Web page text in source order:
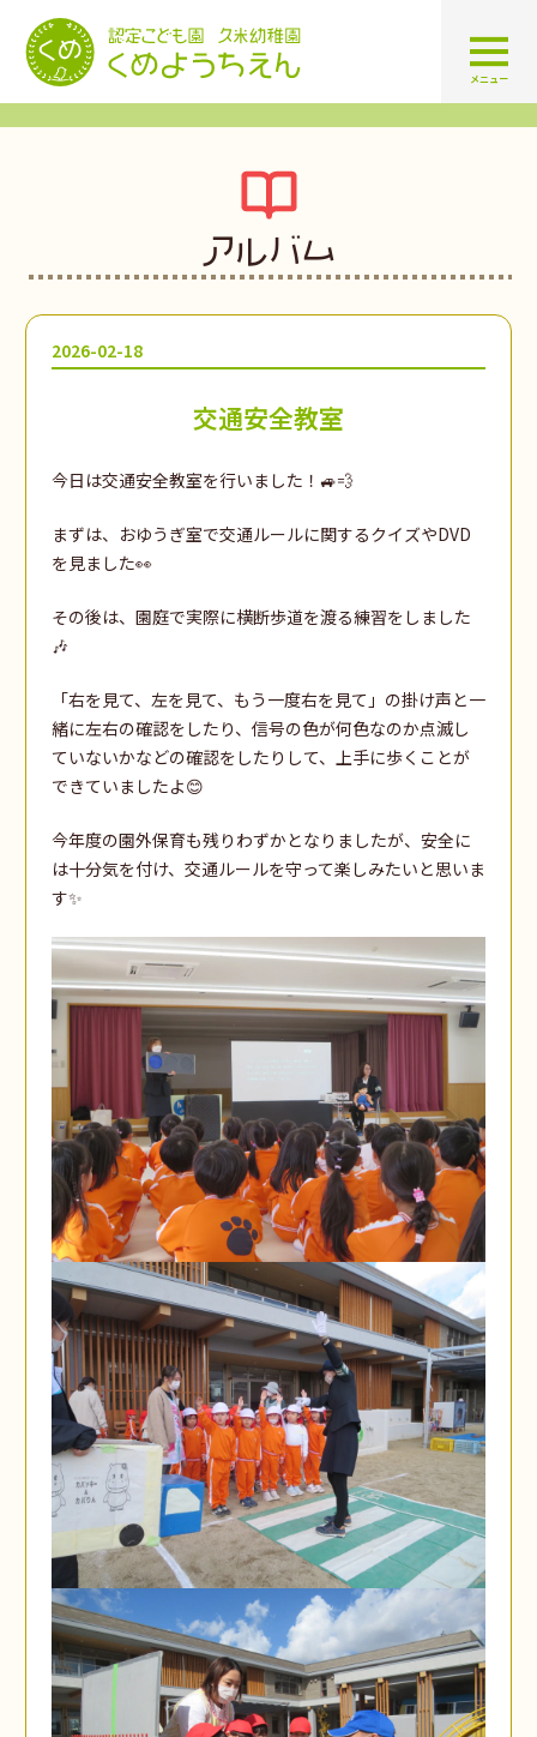
認定こども園 学校法人久米幼
メニュー
アルバム
2026-02-18
交通安全教室
今日は交通安全教室を行いました！🚙💨
まずは、おゆうぎ室で交通ルールに関するクイズやDVD
を見ました👀
その後は、園庭で実際に横断歩道を渡る練習をしました
🎶
「右を見て、左を見て、もう一度右を見て」の掛け声と一
緒に左右の確認をしたり、信号の色が何色なのか点滅し
ていないかなどの確認をしたりして、上手に歩くことが
できていましたよ😊
今年度の園外保育も残りわずかとなりましたが、安全に
は十分気を付け、交通ルールを守って楽しみたいと思いま
す✨